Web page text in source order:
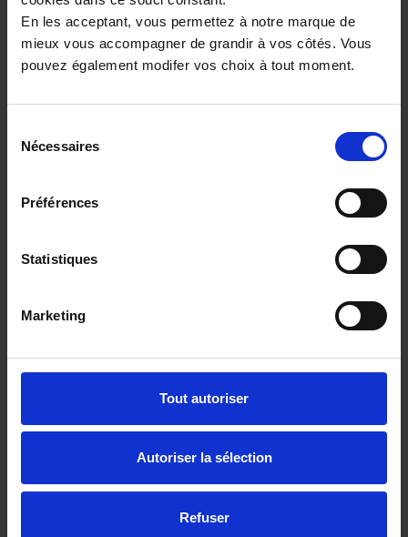
En les acceptant, vous permettez à notre marque de
mieux vous accompagner de grandir à vos côtés. Vous
pouvez également modifer vos choix à tout moment.
Nécessaires
Préférences
Statistiques
Marketing
Tout autoriser
Autoriser la sélection
Refuser
ou à partir de508.81 €/mois
RENAULT CAPTUR
10 km - 2025 - Essence Hybride - Boîte auto